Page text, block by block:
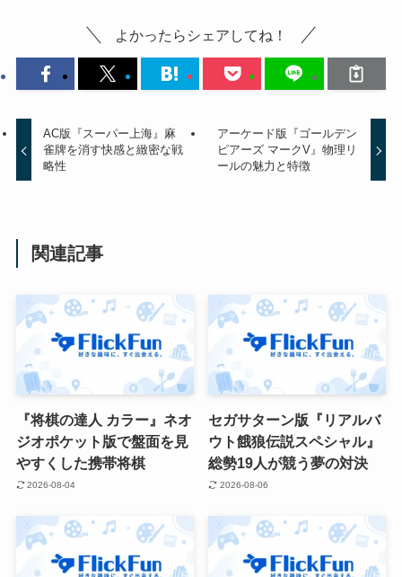
よかったらシェアしてね！
AC版『スーパー上海』麻
雀牌を消す快感と緻密な戦
略性
アーケード版『ゴールデン
ピアーズ マークV』物理リ
ールの魅力と特徴
関連記事
『将棋の達人 カラー』ネオ
ジオポケット版で盤面を見
やすくした携帯将棋
2026-08-04
セガサターン版『リアルバ
ウト餓狼伝説スペシャル』
総勢19人が競う夢の対決
2026-08-06